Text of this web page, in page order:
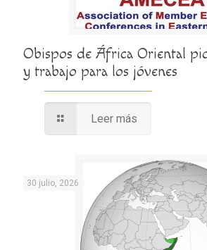
Obispos de África Oriental
y trabajo para los jóvenes
Leer más
30 julio, 2026